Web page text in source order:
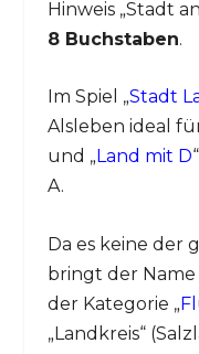
Hinweis „Stadt
8 Buchstaben.
Im Spiel „Stadt
Alsleben ideal
und „Land mit D
A.
Da es keine der
bringt der
der Kategorie „
„Landkreis“